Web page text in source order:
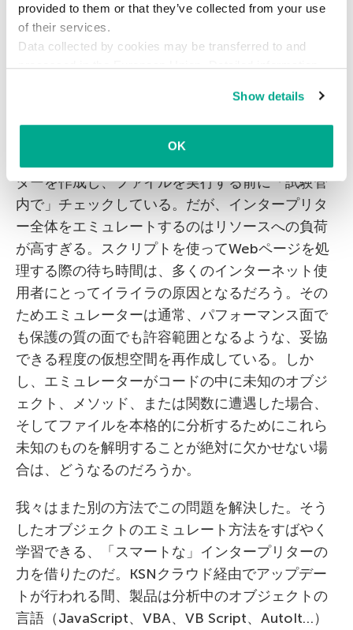
provided to them or that they’ve collected from your use
of their services.
Data collected by cookies may be transferred to and
processed in the European Union. Detailed information
Show details
OK
ター（JavaScriptやVBAなど）が必要になる。イ
ンタープリターは、このコードをマシンが読み取
れる言語へとリアルタイムで変換する。そして、
こういったタイプの未知の脅威を検知するため、
ターを作成し、ファイルを実行する前に「試験管
内で」チェックしている。だが、インタープリタ
ー全体をエミュレートするのはリソースへの負荷
が高すぎる。スクリプトを使ってWebページを処
理する際の待ち時間は、多くのインターネット使
用者にとってイライラの原因となるだろう。その
ためエミュレーターは通常、パフォーマンス面で
も保護の質の面でも許容範囲となるような、妥協
できる程度の仮想空間を再作成している。しか
し、エミュレーターがコードの中に未知のオブジ
ェクト、メソッド、または関数に遭遇した場合、
そしてファイルを本格的に分析するためにこれら
未知のものを解明することが絶対に欠かせない場
合は、どうなるのだろうか。
我々はまた別の方法でこの問題を解決した。そう
したオブジェクトのエミュレート方法をすばやく
学習できる、「スマートな」インタープリターの
力を借りたのだ。KSNクラウド経由でアップデー
トが行われる間、製品は分析中のオブジェクトの
言語（JavaScript、VBA、VB Script、AutoIt…）